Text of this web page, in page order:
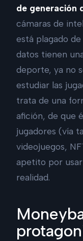
de generación
cámaras de
está plagado
datos tienen
deporte, ya no
estudiar las
trata de una
afición, de que
jugadores (vía
videojuegos,
apetito por
realidad.